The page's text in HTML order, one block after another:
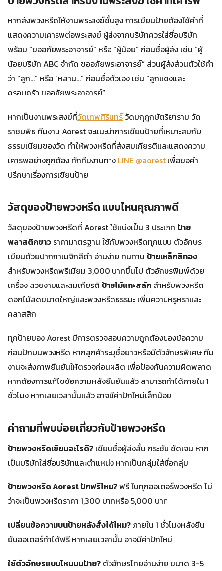
หากส่งพวงหรีดให้งานพระสงฆ์ชั้นสูง การเขียนป้ายต้องใช้คำที่
แสดงความเคารพต่อพระสงฆ์ ผู้ส่งจากบริษัทควรใส่ชื่อบริษัท
พร้อม “ขออภัยพระอาจารย์” หรือ “ผู้น้อย” ก่อนชื่อผู้ส่ง เช่น “ผู้
น้อยบริษัท ABC จำกัด ขออภัยพระอาจารย์” ส่วนผู้ส่งส่วนตัวใช้คำ
ว่า “ลูก…” หรือ “หลาน…” ก่อนชื่อตัวเอง เช่น “ลูกแดงและ
ครอบครัว ขออภัยพระอาจารย์”
หากเป็นงานพระสงฆ์ที่วัดเทพศิรินทร์ วัดมกุฎกษัตริยาราม วัด
ราชบพิธ ทีมงาน Aorest จะแนะนำการเขียนป้ายที่เหมาะสมกับ
ธรรมเนียมของวัด ทำให้พวงหรีดที่ส่งสมเกียรติและแสดงความ
เคารพอย่างถูกต้อง ทักทีมงานทาง LINE @aorest เพื่อขอคำ
ปรึกษาเรื่องการเขียนป้าย
วัสดุของป้ายพวงหรีด แบบไหนคุณภาพดี
วัสดุของป้ายพวงหรีดที่ Aorest ใช้แบ่งเป็น 3 ประเภท ป้าย
พลาสติกขาว ราคามาตรฐาน ใช้กับพวงหรีดทุกแบบ ตัวอักษร
เขียนด้วยปากกาเมจิกสีดำ อ่านง่าย ทนทาน ป้ายเหล็กสีทอง
สำหรับพวงหรีดพรีเมียม 3,000 บาทขึ้นไป ตัวอักษรพิมพ์ด้วย
เครื่อง สวยงามและสมเกียรติ ป้ายไม้แกะสลัก สำหรับพวงหรีด
ดอกไม้สดขนาดใหญ่และพวงหรีดธรรมะ เพิ่มความหรูหราและ
คลาสสิก
ทุกป้ายของ Aorest มีการตรวจสอบความถูกต้องของข้อความ
ก่อนปักบนพวงหรีด หากลูกค้าระบุชื่อยาวหรือมีตัวอักษรพิเศษ ทีม
งานจะส่งภาพยืนยันให้ตรวจก่อนผลิต เพื่อป้องกันความผิดพลาด
หากต้องการแก้ไขข้อความหลังยืนยันแล้ว สามารถทำได้ภายใน 1
ชั่วโมง หากเลยเวลานั้นแล้ว อาจมีค่าปักใหม่เล็กน้อย
คำถามที่พบบ่อยเกี่ยวกับป้ายพวงหรีด
ป้ายพวงหรีดเขียนอะไรดี? เขียนชื่อผู้ส่งสั้น กระชับ ชัดเจน หาก
เป็นบริษัทใส่ชื่อบริษัทและตำแหน่ง หากเป็นกลุ่มใส่ชื่อกลุ่ม
ป้ายพวงหรีด Aorest ปักฟรีไหม?ฟรี ในทุกออเดอร์พวงหรีด ไม่
ว่าจะเป็นพวงหรีดราคา 1,300 บาทหรือ 5,000 บาท
เปลี่ยนข้อความบนป้ายหลังสั่งได้ไหม? ภายใน 1 ชั่วโมงหลังยืน
ยันออเดอร์ทำได้ฟรี หากเลยเวลานั้น อาจมีค่าปักใหม่
ใช้ตัวอักษรแบบไหนบนป้าย? ตัวอักษรไทยอ่านง่าย ขนาด 3-5